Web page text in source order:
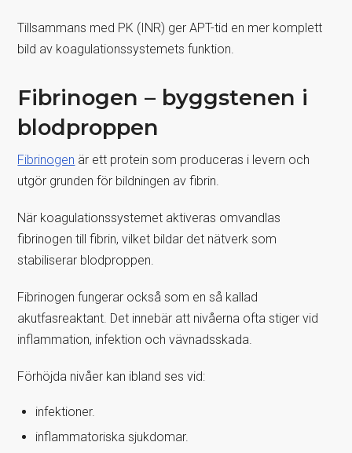
Tillsammans med PK (INR) ger APT-tid en mer komplett
bild av koagulationssystemets funktion.
Fibrinogen – byggstenen i
blodproppen
Fibrinogen är ett protein som produceras i levern och
utgör grunden för bildningen av fibrin.
När koagulationssystemet aktiveras omvandlas
fibrinogen till fibrin, vilket bildar det nätverk som
stabiliserar blodproppen.
Fibrinogen fungerar också som en så kallad
akutfasreaktant. Det innebär att nivåerna ofta stiger vid
inflammation, infektion och vävnadsskada.
Förhöjda nivåer kan ibland ses vid:
infektioner.
inflammatoriska sjukdomar.